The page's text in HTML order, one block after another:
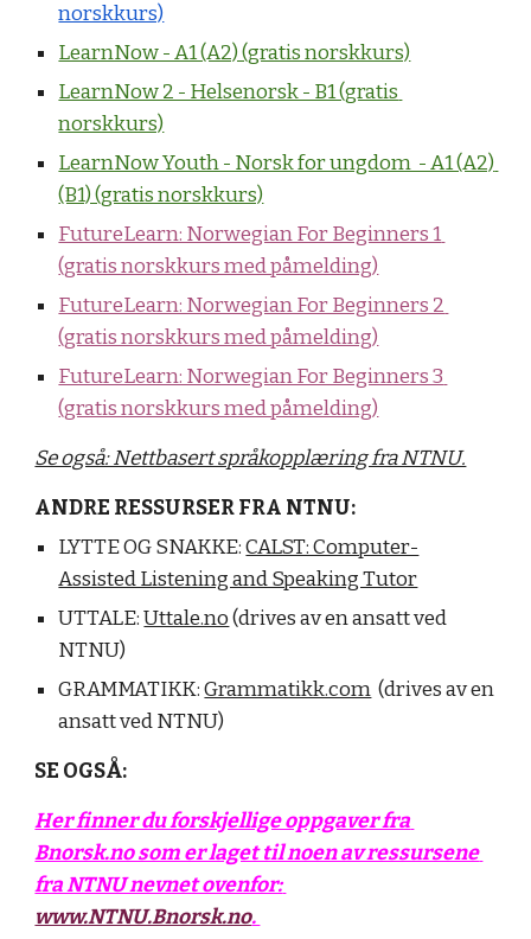
norskkurs)
LearnNow - A1 (A2) (gratis norskkurs)
LearnNow 2 - Helsenorsk - B1 (gratis
norskkurs)
LearnNow Youth - Norsk for ungdom  - A1 (A2)
(B1) (gratis norskkurs)
FutureLearn: Norwegian For Beginners 1
(gratis norskkurs med påmelding)
FutureLearn: Norwegian For Beginners 2
(gratis norskkurs med påmelding)
FutureLearn: Norwegian For Beginners 3
(gratis norskkurs med påmelding)
Se også: Nettbasert språkopplæring fra NTNU.
ANDRE RESSURSER FRA NTNU:
LYTTE OG SNAKKE: CALST: Computer-
Assisted Listening and Speaking Tutor
UTTALE: Uttale.no (drives av en ansatt ved
NTNU)
GRAMMATIKK: Grammatikk.com
  (drives av en
ansatt ved NTNU)
SE OGSÅ:
Her finner du forskjellige oppgaver fra
Bnorsk.no som er laget til noen av ressursene
fra NTNU nevnet ovenfor:
www.NTNU.Bnorsk.no.